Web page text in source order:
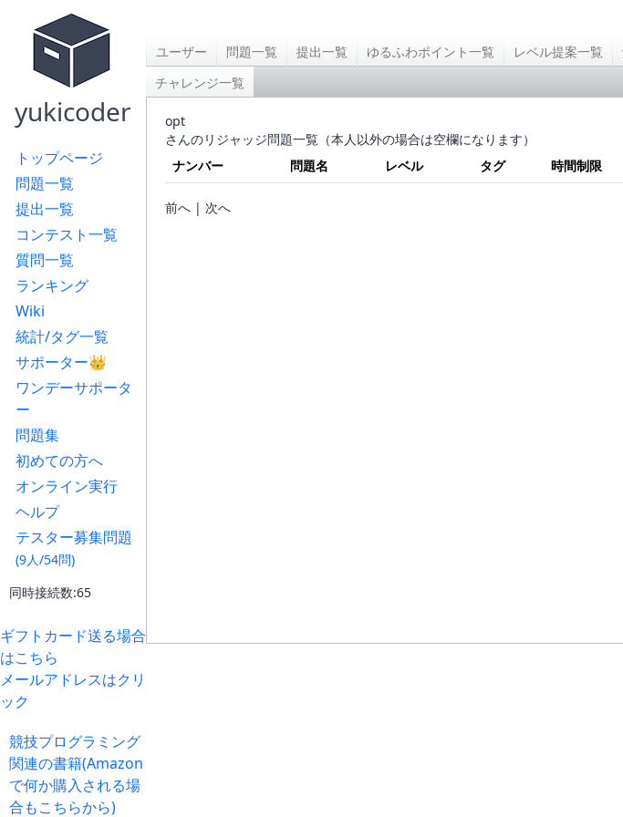
yukicoder
トップページ
問題一覧
提出一覧
コンテスト一覧
質問一覧
ランキング
Wiki
統計/タグ一覧
サポーター👑
ワンデーサポータ
ー
問題集
初めての方へ
オンライン実行
ヘルプ
テスター募集問題
(9人/54問)
同時接続数:65
ギフトカード送る場合
はこちら
メールアドレスはクリ
ック
競技プログラミング
関連の書籍(Amazon
で何か購入される場
合もこちらから)
ユーザー 問題一覧 提出一覧 ゆるふわポイント一覧 レベル提案一覧
チャレンジ一覧
opt
さんのリジャッジ問題一覧（本人以外の場合は空欄になります）
ナンバー
問題名 レベル タグ 時間制限
前へ | 次へ